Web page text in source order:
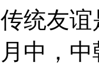
友谊
中，